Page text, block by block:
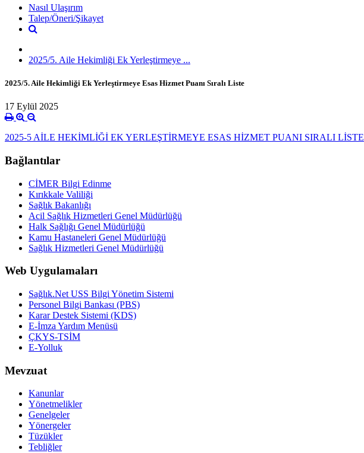
Nasıl Ulaşırım
Talep/Öneri/Şikayet
2025/5. Aile Hekimliği Ek Yerleştirmeye ...
2025/5. Aile Hekimliği Ek Yerleştirmeye Esas Hizmet Puanı Sıralı Liste
17 Eylül 2025
2025-5 AİLE HEKİMLİĞİ EK YERLEŞTİRMEYE ESAS HİZMET PUANI SIRALI LİSTE
Bağlantılar
CİMER Bilgi Edinme
Kırıkkale Valiliği
Sağlık Bakanlığı
Acil Sağlık Hizmetleri Genel Müdürlüğü
Halk Sağlığı Genel Müdürlüğü
Kamu Hastaneleri Genel Müdürlüğü
Sağlık Hizmetleri Genel Müdürlüğü
Web Uygulamaları
Sağlık.Net USS Bilgi Yönetim Sistemi
Personel Bilgi Bankası (PBS)
Karar Destek Sistemi (KDS)
E-İmza Yardım Menüsü
ÇKYS-TSİM
E-Yolluk
Mevzuat
Kanunlar
Yönetmelikler
Genelgeler
Yönergeler
Tüzükler
Tebliğler